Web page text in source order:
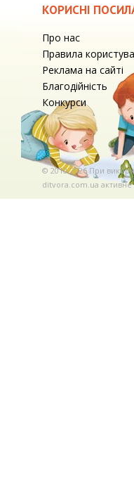
КОРИСНІ
Про нас
Правила
Реклама на сайті
Благодійність
Конкурси
© 2010-2026 При
ditvora.com.ua активне